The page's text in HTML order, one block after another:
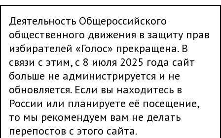
Деятельность Общероссийского
общественного движения в защиту прав
избирателей «Голос» прекращена. В
связи с этим, с 8 июля 2025 года сайт
больше не администрируется и не
обновляется. Если вы находитесь в
России или планируете её посещение,
то мы рекомендуем вам не делать
перепостов с этого сайта.